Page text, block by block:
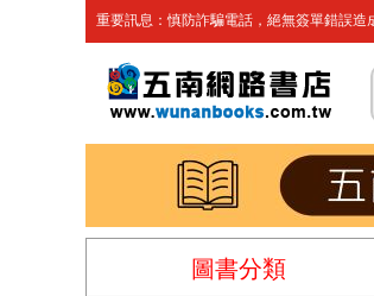
重要訊息：慎防詐騙電話，絕無簽單錯誤造
圖書分類